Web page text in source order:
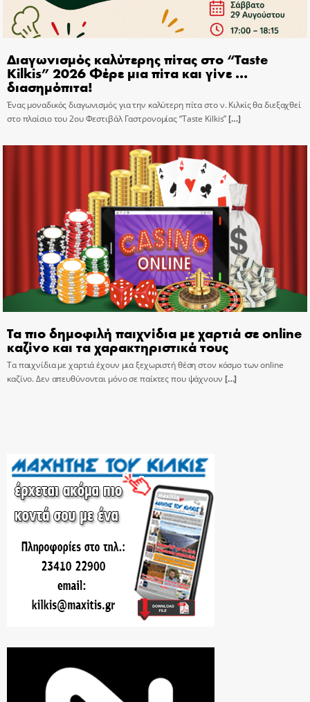
Διαγωνισμός καλύτερης πίτας στο “Taste
Kilkis” 2026 Φέρε μια πίτα και γίνε …
διασημόπιτα!
Ένας μοναδικός διαγωνισμός για την καλύτερη πίτα στο ν. Κιλκίς θα διεξαχθεί
στο πλαίσιο του 2ου Φεστιβάλ Γαστρονομίας “Taste Kilkis”[…]
Τα πιο δημοφιλή παιχνίδια με χαρτιά σε online
καζίνο και τα χαρακτηριστικά τους
Τα παιχνίδια με χαρτιά έχουν μια ξεχωριστή θέση στον κόσμο των online
καζίνο. Δεν απευθύνονται μόνο σε παίκτες που ψάχνουν […]